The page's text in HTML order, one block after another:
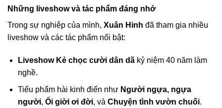
Những liveshow và tác phẩm đáng nhớ
Trong sự nghiệp của mình, Xuân Hinh đã tham gia nhiều
liveshow và các tác phẩm nổi bật:
Liveshow Kẻ chọc cười dân dãkỷ niệm 40 năm làm
nghề.
Tiểu phẩm hài kinh điển như Người ngựa, ngựa
người, Ối giời ơi đời, và Chuyện tình vườn chuối.